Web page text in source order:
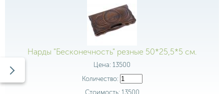
Нарды "Бесконечность" резные 50*25,5*5 см.
Цена: 13500
Количество:
Стоимость: 13500